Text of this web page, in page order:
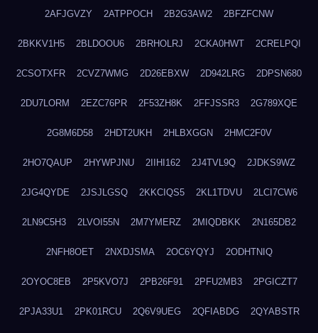
2AFJGVZY 2ATPPOCH 2B2G3AW2 2BFZFCNW
2BKKV1H5 2BLDOOU6 2BRHOLRJ 2CKA0HWT 2CRELPQI
2CSOTXFR 2CVZ7WMG 2D26EBXW 2D942LRG 2DPSN680
2DU7LORM 2EZC76PR 2F53ZH8K 2FFJSSR3 2G789XQE
2G8M6D58 2HDT2UKH 2HLBXGGN 2HMC2F0V
2HO7QAUP 2HYWPJNU 2IIHI162 2J4TVL9Q 2JDKS9WZ
2JG4QYDE 2JSJLGSQ 2KKCIQS5 2KL1TDVU 2LCI7CW6
2LN9C5H3 2LVOI55N 2M7YMERZ 2MIQDBKK 2N165DB2
2NFH8OET 2NXDJSMA 2OC6YQYJ 2ODHTNIQ
2OYOC8EB 2P5KVO7J 2PB26F91 2PFU2MB3 2PGICZT7
2PJA33U1 2PK01RCU 2Q6V9UEG 2QFIABDG 2QYABSTR